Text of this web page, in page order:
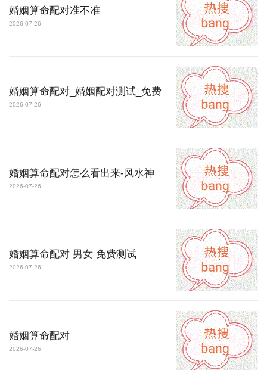
婚姻算命配对准不准
2026-07-26
婚姻算命配对_婚姻配对测试_免费
2026-07-26
婚姻算命配对怎么看出来-风水神
2026-07-26
婚姻算命配对 男女 免费测试
2026-07-26
婚姻算命配对
2026-07-26